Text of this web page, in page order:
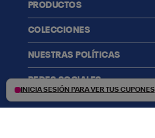
PRODUCTOS
COLECCIONES
NUESTRAS POLÍTICAS
REDES SOCIALES
INICIA SESIÓN PARA VER TUS CUPONES